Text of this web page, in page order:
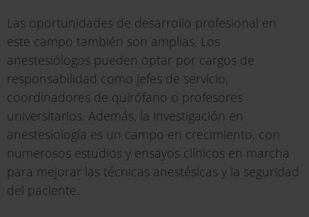
Las oportunidades de desarrollo profesional en
este campo también son amplias. Los
anestesiólogos pueden optar por cargos de
responsabilidad como jefes de servicio,
coordinadores de quirófano o profesores
universitarios. Además, la investigación en
anestesiología es un campo en crecimiento, con
numerosos estudios y ensayos clínicos en marcha
para mejorar las técnicas anestésicas y la seguridad
del paciente.